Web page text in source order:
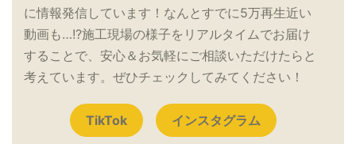
に情報発信しています！なんとすでに5万再生近い
動画も…!?施工現場の様子をリアルタイムでお届け
することで、安心＆お気軽にご相談いただけたらと
考えています。ぜひチェックしてみてください！
TikTok インスタグラム